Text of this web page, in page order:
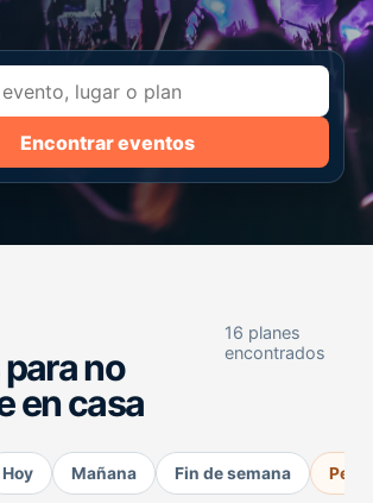
Encontrar eventos
no
en casa
16 planes
encontrados
Hoy Mañana Fin de semana